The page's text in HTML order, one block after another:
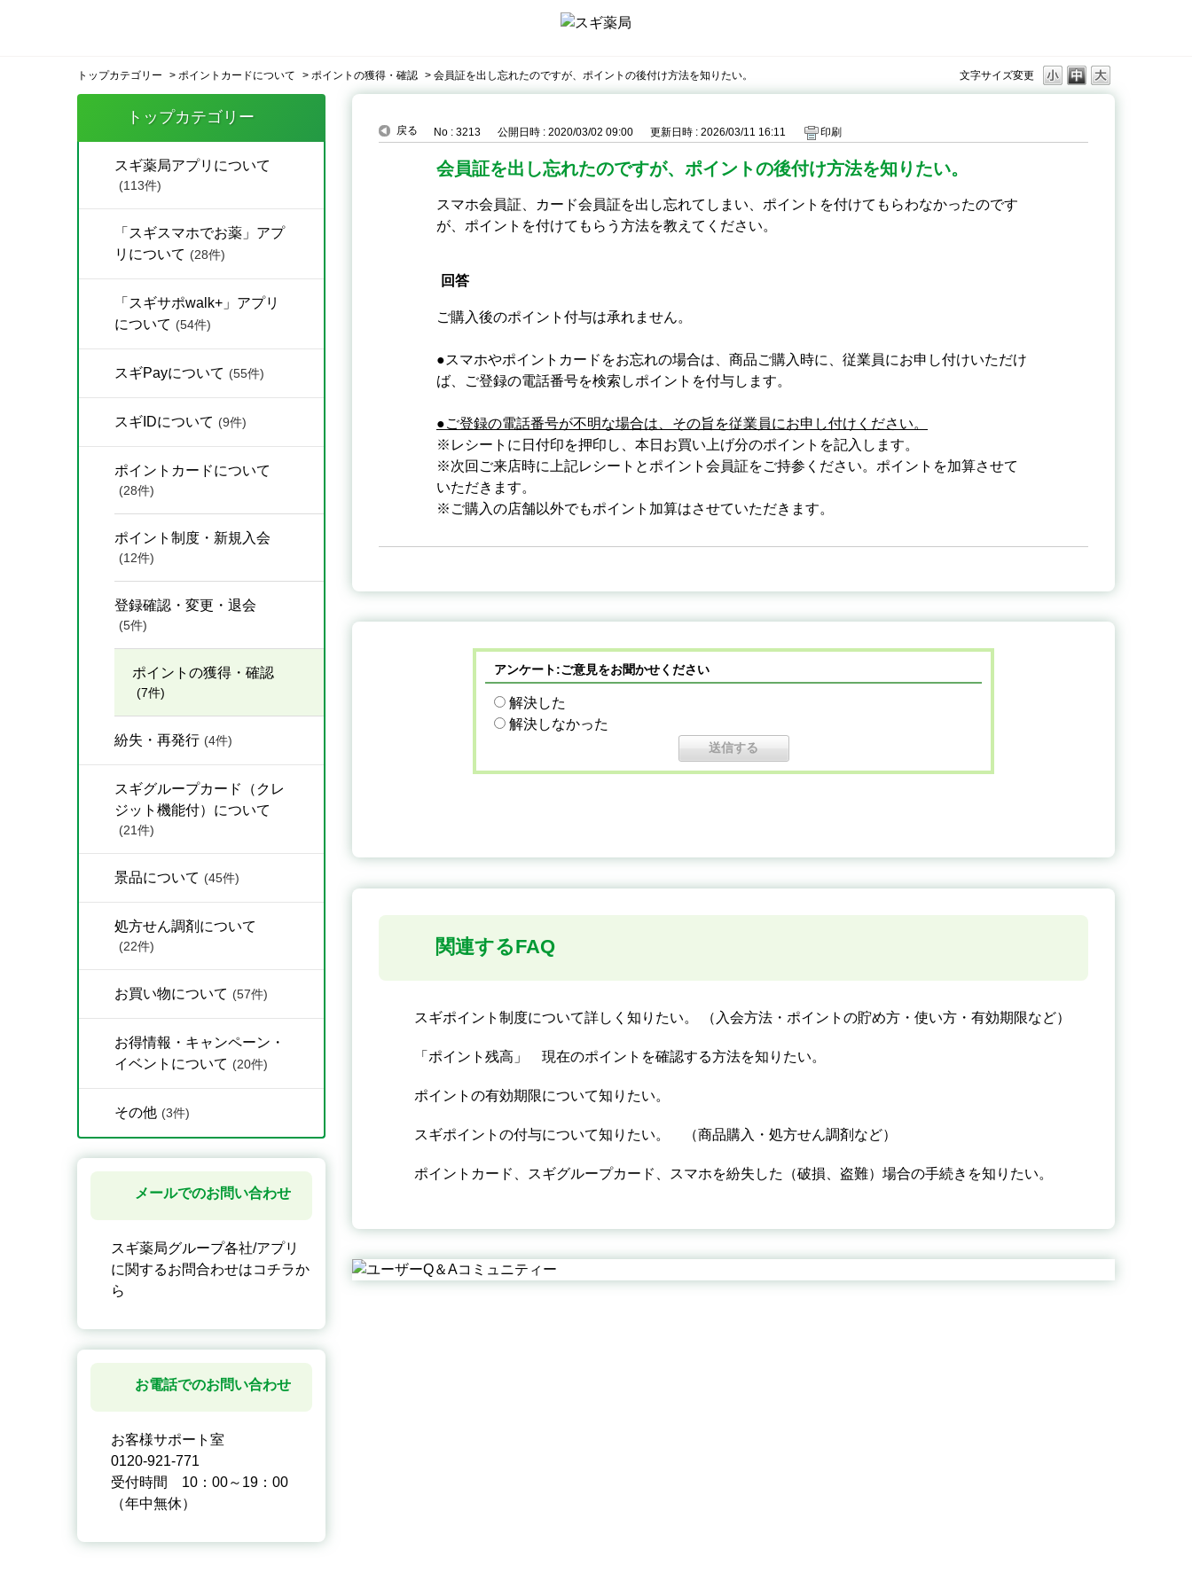
文字サイズ変更
トップカテゴリー > ポイントカードについて > ポイントの獲得・確認 > 会員証を出し忘れたのですが、ポイントの後付け方法を知りたい。
トップカテゴリー
スギ薬局アプリについて
(113件)
「スギスマホでお薬」アプ
リについて (28件)
「スギサポwalk+」アプリ
について (54件)
スギPayについて (55件)
スギIDについて (9件)
ポイントカードについて
(28件)
ポイント制度・新規入会
(12件)
登録確認・変更・退会
(5件)
ポイントの獲得・確認
(7件)
紛失・再発行 (4件)
スギグループカード（クレ
ジット機能付）について
(21件)
景品について (45件)
処方せん調剤について
(22件)
お買い物について (57件)
お得情報・キャンペーン・
イベントについて (20件)
その他 (3件)
メールでのお問い合わせ
スギ薬局グループ各社/アプリ
に関するお問合わせはコチラか
ら
お電話でのお問い合わせ
お客様サポート室
0120-921-771
受付時間 10：00～19：00
（年中無休）
戻る No : 3213 公開日時 : 2020/03/02 09:00 更新日時 : 2026/03/11 16:11 印刷
会員証を出し忘れたのですが、ポイントの後付け方法を知りたい。
スマホ会員証、カード会員証を出し忘れてしまい、ポイントを付けてもらわなかったのです
が、ポイントを付けてもらう方法を教えてください。
回答
ご購入後のポイント付与は承れません。
●スマホやポイントカードをお忘れの場合は、商品ご購入時に、従業員にお申し付けいただけ
ば、ご登録の電話番号を検索しポイントを付与します。
●ご登録の電話番号が不明な場合は、その旨を従業員にお申し付けください。
※レシートに日付印を押印し、本日お買い上げ分のポイントを記入します。
※次回ご来店時に上記レシートとポイント会員証をご持参ください。ポイントを加算させて
いただきます。
※ご購入の店舗以外でもポイント加算はさせていただきます。
アンケート:ご意見をお聞かせください
解決した
解決しなかった
関連するFAQ
スギポイント制度について詳しく知りたい。 （入会方法・ポイントの貯め方・使い方・有効期限など）
「ポイント残高」 現在のポイントを確認する方法を知りたい。
ポイントの有効期限について知りたい。
スギポイントの付与について知りたい。 （商品購入・処方せん調剤など）
ポイントカード、スギグループカード、スマホを紛失した（破損、盗難）場合の手続きを知りたい。